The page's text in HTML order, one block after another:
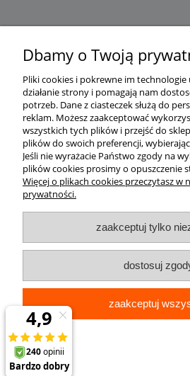
Dbamy o Twoją
Pliki cookies i pokrewne im
działanie strony i pomagają nam
potrzeb. Dane z ciasteczek służą do
reklam. Możesz zaakceptować
wszystkich tych plików i przejść do
plików do swoich preferencji,
Jeśli nie wyrażacie Państwo zgody na
plików cookies prosimy o opuszczenie
Więcej o plikach cookies przeczytasz w
prywatności.
zaakceptuj tylko
dostosuj
zaakceptuj